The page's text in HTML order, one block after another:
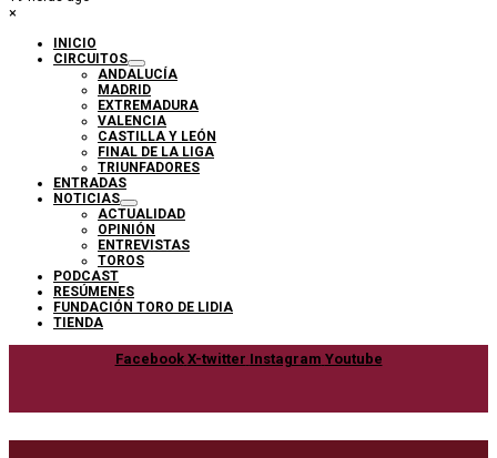
×
INICIO
CIRCUITOS
ANDALUCÍA
MADRID
EXTREMADURA
VALENCIA
CASTILLA Y LEÓN
FINAL DE LA LIGA
TRIUNFADORES
ENTRADAS
NOTICIAS
ACTUALIDAD
OPINIÓN
ENTREVISTAS
TOROS
PODCAST
RESÚMENES
FUNDACIÓN TORO DE LIDIA
TIENDA
Facebook X-twitter Instagram Youtube